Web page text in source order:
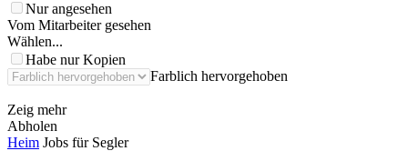
Nur angesehen
Vom Mitarbeiter gesehen
Wählen...
Habe nur Kopien
Farblich hervorgehoben
Zeig mehr
Abholen
Heim Jobs für Segler